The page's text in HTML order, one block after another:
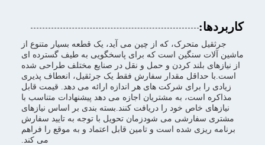
کاربردها:
جرثقیل متحرک، که از چین می آید، یک قطعه بسیار متنوع از
ماشین آلات سنگین است که برای پاسخگویی به طیف گسترده ای
از نیازهای بلند کردن و حمل و نقل در صنایع مختلف طراحی شده
است.با حداقل مقدار سفارش فقط یک جرثقیل، انعطاف پذیری
زیادی را برای شرکت های هر اندازه ارائه می دهد. قیمت قابل
مذاکره است، به مشتریان اجازه می دهد پیشنهادات متناسب با
نیازهای خاص خود را دریافت کنند.بسته بندی بر اساس نیازهای
مشتری سفارشی می شودزمان تحویل با توجه به تایید سفارش
برنامه ریزی شده است و تامین قابل اعتماد و به موقع را فراهم
می کند.